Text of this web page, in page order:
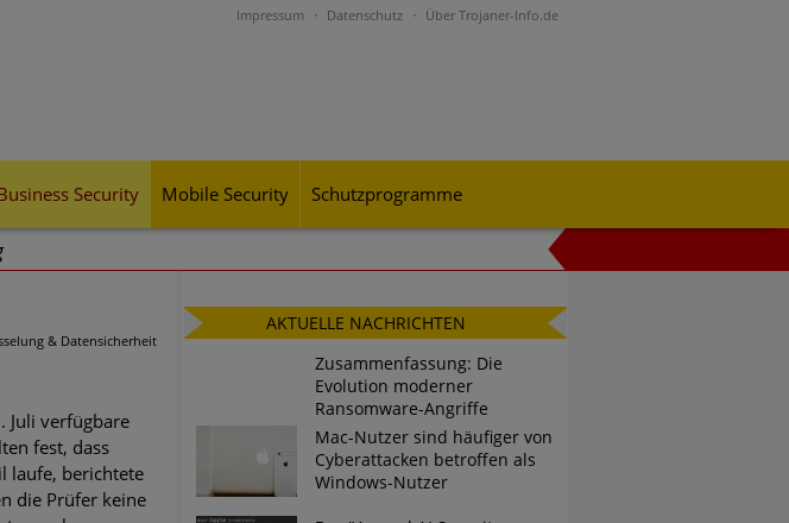
Impressum Datenschutz Über Trojaner-Info.de
Security Mobile Security Schutzprogramme
mit neue Welle an Social-Engineering-Betrugsmaschen und
unübersichtlichere Cyber-Bedrohungslage – was CISOs jetzt für
Cyber-Bedrohungen
& Datensicherheit
Juli verfügbare
fest, dass
laufe, berichtete
die Prüfer keine
AKTUELLE NACHRICHTEN
Zusammenfassung: Die
Evolution moderner
Ransomware-Angriffe
Mac-Nutzer sind häufiger von
Cyberattacken betroffen als
Windows-Nutzer